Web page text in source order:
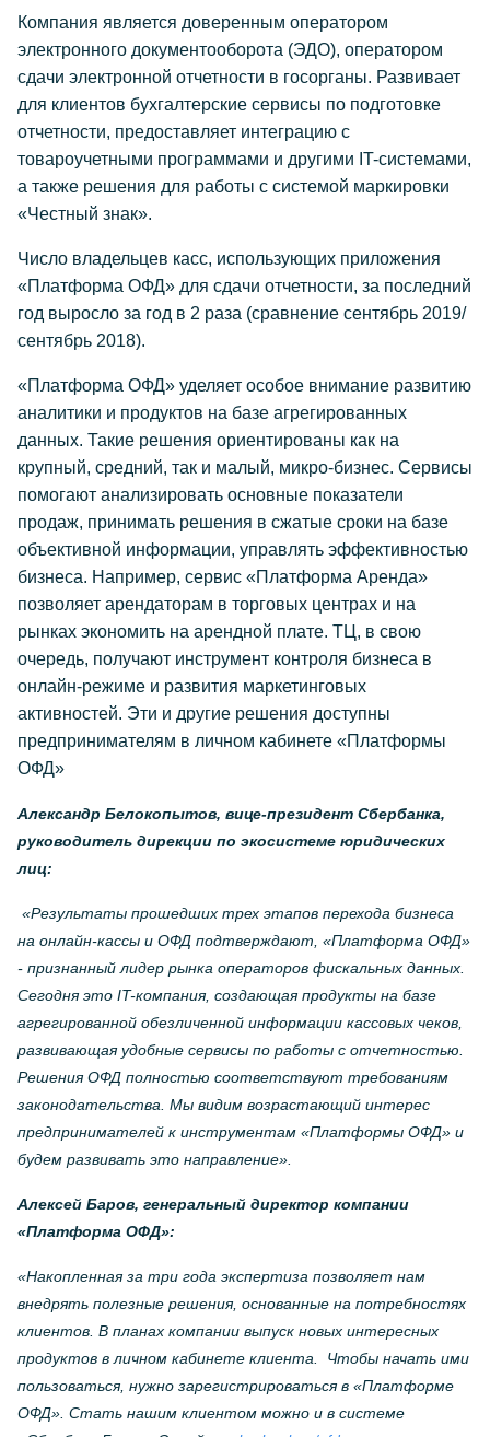
Компания является доверенным оператором
электронного документооборота (ЭДО), оператором
сдачи электронной отчетности в госорганы. Развивает
для клиентов бухгалтерские сервисы по подготовке
отчетности, предоставляет интеграцию с
товароучетными программами и другими IT-системами,
а также решения для работы с системой маркировки
«Честный знак».
Число владельцев касс, использующих приложения
«Платформа ОФД» для сдачи отчетности, за последний
год выросло за год в 2 раза (сравнение сентябрь 2019/
сентябрь 2018).
«Платформа ОФД» уделяет особое внимание развитию
аналитики и продуктов на базе агрегированных
данных. Такие решения ориентированы как на
крупный, средний, так и малый, микро-бизнес. Сервисы
помогают анализировать основные показатели
продаж, принимать решения в сжатые сроки на базе
объективной информации, управлять эффективностью
бизнеса. Например, сервис «Платформа Аренда»
позволяет арендаторам в торговых центрах и на
рынках экономить на арендной плате. ТЦ, в свою
очередь, получают инструмент контроля бизнеса в
онлайн-режиме и развития маркетинговых
активностей. Эти и другие решения доступны
предпринимателям в личном кабинете «Платформы
ОФД»
Александр Белокопытов, вице-президент Сбербанка,
руководитель дирекции по экосистеме юридических
лиц:
«Результаты прошедших трех этапов перехода бизнеса
на онлайн-кассы и ОФД подтверждают, «Платформа ОФД»
- признанный лидер рынка операторов фискальных данных.
Сегодня это IT-компания, создающая продукты на базе
агрегированной обезличенной информации кассовых чеков,
развивающая удобные сервисы по работы с отчетностью.
Решения ОФД полностью соответствуют требованиям
законодательства. Мы видим возрастающий интерес
предпринимателей к инструментам «Платформы ОФД» и
будем развивать это направление».
Алексей Баров, генеральный директор компании
«Платформа ОФД»:
«Накопленная за три года экспертиза позволяет нам
внедрять полезные решения, основанные на потребностях
клиентов. В планах компании выпуск новых интересных
продуктов в личном кабинете клиента. Чтобы начать ими
пользоваться, нужно зарегистрироваться в «Платформе
ОФД». Стать нашим клиентом можно и в системе